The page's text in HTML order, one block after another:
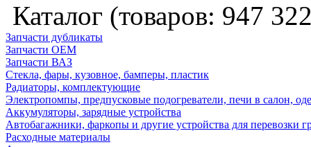
Каталог (товаров: 947
Запчасти дубликаты
Запчасти ОЕМ
Запчасти ВАЗ
Стекла, фары, кузовное, бамперы, пластик
Радиаторы, комплектующие
Электропомпы, предпусковые подогреватели, печи в салон,
Аккумуляторы, зарядные устройства
Автобагажники, фаркопы и другие устройства для перевозки
Расходные материалы